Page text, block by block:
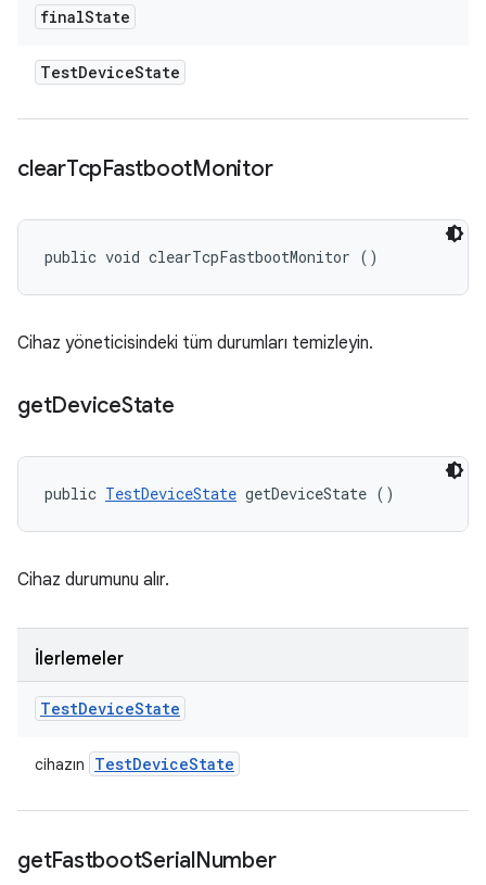
finalState
TestDeviceState
clearTcpFastbootMonitor
public void clearTcpFastbootMonitor ()
Cihaz yöneticisindeki tüm durumları temizleyin.
getDeviceState
public TestDeviceState getDeviceState ()
Cihaz durumunu alır.
İlerlemeler
TestDeviceState
cihazın TestDeviceState
getFastbootSerialNumber